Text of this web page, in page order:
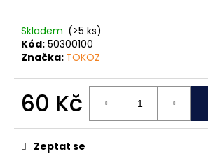
Skladem (>5 ks)
Kód: 50300100
Značka: TOKOZ
60 Kč
cena:
Zeptat se
D
o
p
o
u
č